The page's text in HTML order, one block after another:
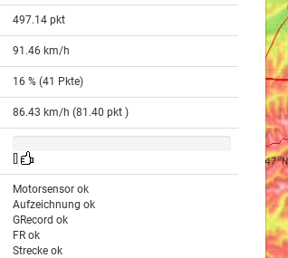
497.14 pkt
91.46 km/h
16 % (41 Pkte)
86.43 km/h (81.40 pkt )
[]
Motorsensor ok
Aufzeichnung ok
GRecord ok
FR ok
Strecke ok